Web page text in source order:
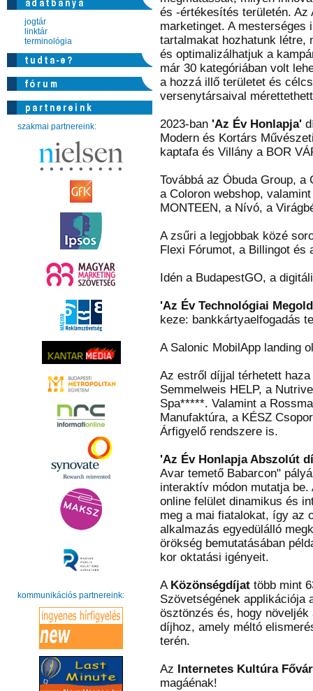
jogtár
linktár
terminológia
szakmai partnereink:
kommunikációs partnereink:
és -értékesítés területén.
marketinget. A
tartalmakat hozhatunk létre,
és optimalizálhatjuk a
már 30 kategóriában volt
a hozzá illő területet és
versenytársaival
2023-ban 'Az Év Honlapja'
Modern és Kortárs
kaptafa és Villány a BOR
Továbbá az Óbuda Group,
a Coloron webshop,
MONTEEN, a Nívó, a
A zsűri a legjobbak közé
Flexi Fórumot, a Billingot és
Idén a BudapestGO, a
'Az Év Technológiai
keze: bankkártyaelfogadás
A Salonic MobilApp landing
Az estről díjjal térhetett
Semmelweis HELP, a
Spa*****. Valamint a
Manufaktúra, a KÉSZ
Árfigyelő rendszere is.
'Az Év Honlapja Abszolút
Avar temető Babarcon"
interaktív módon mutatja
online felület dinamikus és
meg a mai fiatalokat, így az
alkalmazás egyedülálló
örökség bemutatásában
kor oktatási igényeit.
A Közönségdíjattöbb mint
Szövetségének applikációja
ösztönzés és, hogy
díjhoz, amely méltó
terén.
Az Internetes Kultúra
magáénak!